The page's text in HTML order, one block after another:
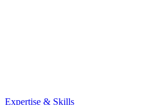
Expertise & Skills